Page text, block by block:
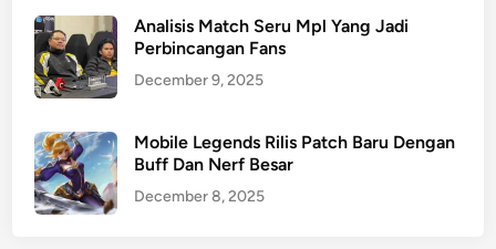
Analisis Match Seru Mpl Yang Jadi
Perbincangan Fans
December 9, 2025
Mobile Legends Rilis Patch Baru Dengan
Buff Dan Nerf Besar
December 8, 2025